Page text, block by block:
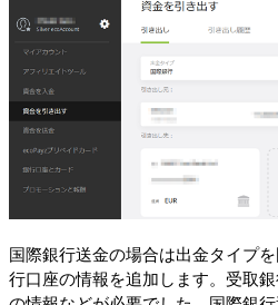
国際銀行送金の場合は出金タイプ
行口座の情報を追加します。受取